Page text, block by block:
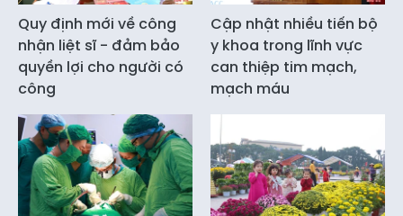
Quy định mới về công
nhận liệt sĩ - đảm bảo
quyền lợi cho người có
công
Cập nhật nhiều tiến bộ
y khoa trong lĩnh vực
can thiệp tim mạch,
mạch máu